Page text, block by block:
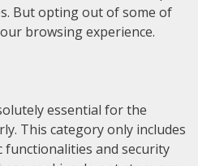
But opting out of some of
browsing experience.
essential for the
This category only includes
functionalities and security